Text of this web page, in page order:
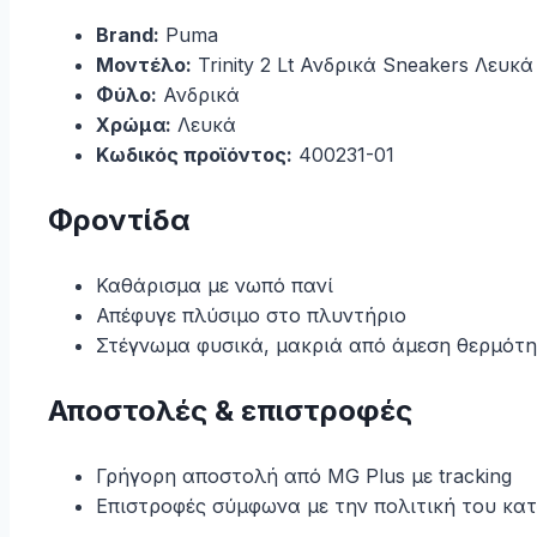
Brand: Puma
Μοντέλο: Trinity 2 Lt Ανδρικά Sneakers Λευκά
Φύλο: Ανδρικά
Χρώμα: Λευκά
Κωδικός προϊόντος: 400231-01
Φροντίδα
Καθάρισμα με νωπό πανί
Απέφυγε πλύσιμο στο πλυντήριο
Στέγνωμα φυσικά, μακριά από άμεση
Αποστολές & επιστροφές
Γρήγορη αποστολή από MG Plus με tracking
Επιστροφές σύμφωνα με την πολιτική του